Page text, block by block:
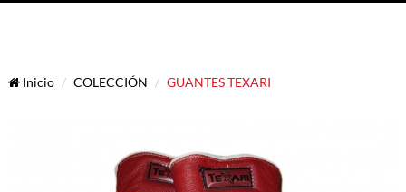
Inicio COLECCIÓN GUANTES TEXARI